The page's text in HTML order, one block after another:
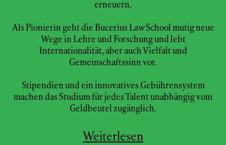
erneuern.
Als Pionierin geht die Bucerius Law School mutig neue
Wege in Lehre und Forschung und lebt
Internationalität, aber auch Vielfalt und
Gemeinschaftssinn vor.
Stipendien und ein innovatives Gebührensystem
machen das Studium für jedes Talent unabhängig vom
Geldbeutel zugänglich.
Weiterlesen